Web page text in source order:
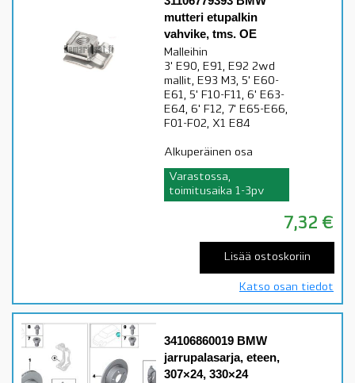
mutteri etupalkin
vahvike, tms. OE
Malleihin
3' E90, E91, E92 2wd
mallit, E93 M3, 5' E60-
E61, 5' F10-F11, 6' E63-
E64, 6' F12, 7' E65-E66,
F01-F02, X1 E84
Alkuperäinen osa
Varastossa,
toimitusaika 1-3pv
7,32 €
Lisää ostoskoriin
Katso osan tiedot
34106860019 BMW
jarrupalasarja, eteen,
307×24, 330×24